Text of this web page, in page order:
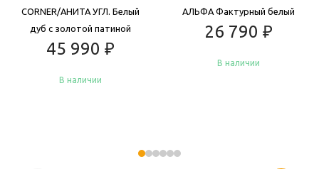
CORNER/АНИТА УГЛ. Белый
дуб с золотой патиной
45 990 ₽
В наличии
АЛЬФА Фактурный белый
26 790 ₽
В наличии